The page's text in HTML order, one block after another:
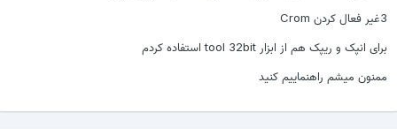
برای انپک و ریپک هم از ابزار tool 32bit استفاده کردم
ممنون میشم راهنماییم کنید